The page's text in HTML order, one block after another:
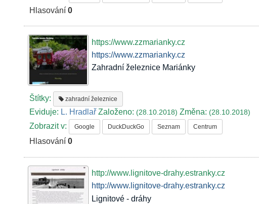
Hlasování0
https://www.zzmarianky.cz
https://www.zzmarianky.cz
Zahradní železnice Mariánky
Štítky: zahradní železnice
Eviduje: L. Hradlař Založeno:(28.10.2018)Změna:(28.10.2018)
Zobrazit v: Google DuckDuckGo Seznam Centrum
Hlasování0
http://www.lignitove-drahy.estranky.cz
http://www.lignitove-drahy.estranky.cz
Lignitové - dráhy